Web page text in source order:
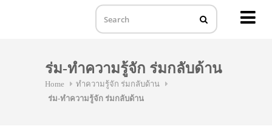
ร่ม-ทำความรู้จัก ร่มกลับด้าน
Home
ทำความรู้จัก ร่มกลับด้าน
ร่ม-ทำความรู้จัก ร่มกลับด้าน